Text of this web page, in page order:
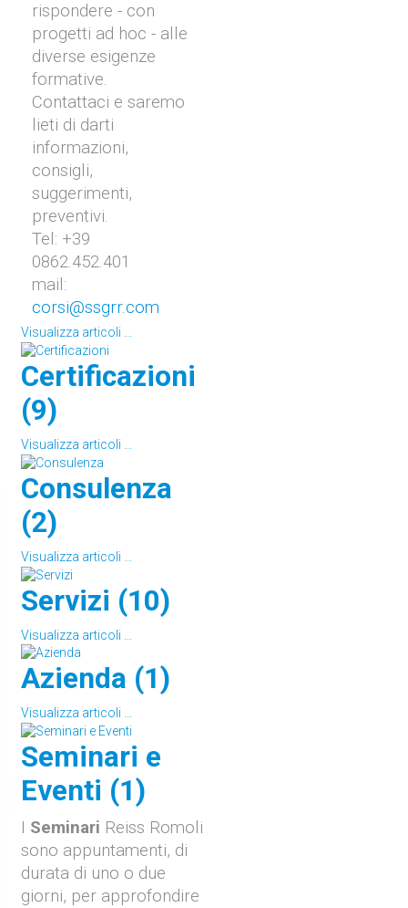
rispondere - con
progetti ad hoc - alle
diverse esigenze
formative.
Contattaci e saremo
lieti di darti
informazioni,
consigli,
suggerimenti,
preventivi.
Tel: +39
0862.452.401
mail:
corsi@ssgrr.com
Visualizza articoli ...
Certificazioni
(9)
Visualizza articoli ...
Consulenza
(2)
Visualizza articoli ...
Servizi (10)
Visualizza articoli ...
Azienda (1)
Visualizza articoli ...
Seminari e
Eventi (1)
I Seminari Reiss Romoli
sono appuntamenti, di
durata di uno o due
giorni, per approfondire